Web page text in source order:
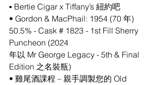
▪ Bertie Cigar x Tiffany’s 紐約吧
• Gordon & MacPhail: 1954 (70 年)
50.5% - Cask # 1823 - 1st Fill Sherry
Puncheon (2024
年以 Mr George Legacy - 5th & Final
Edition 之名裝瓶)
• 雞尾酒課程 – 親手調製您的 Old